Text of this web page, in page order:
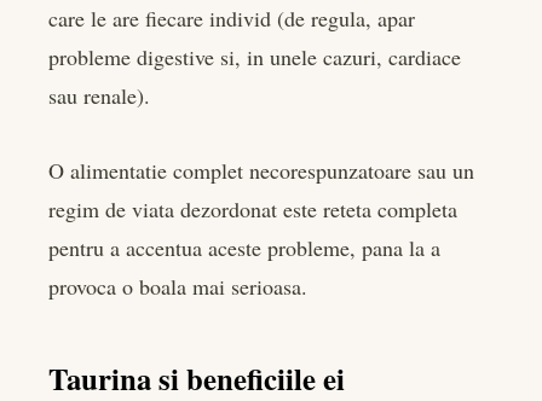
care le are fiecare individ (de regula, apar
probleme digestive si, in unele cazuri, cardiace
sau renale).
O alimentatie complet necorespunzatoare sau un
regim de viata dezordonat este reteta completa
pentru a accentua aceste probleme, pana la a
provoca o boala mai serioasa.
Taurina si beneficiile ei